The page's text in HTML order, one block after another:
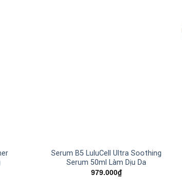
Serum B5 LuluCell Ultra Soothing
Serum 50ml Làm Dịu Da
979.000₫